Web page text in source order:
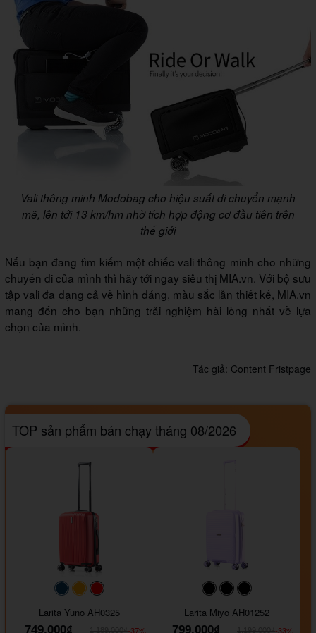
Vali thông minh Modobag cho hiệu suất di chuyển mạnh
mẽ, lên tới 13 km/hm nhờ tích hợp động cơ đầu tiên trên
thế giới
Nếu bạn đang tìm kiếm một chiếc vali thông minh cho những
chuyến đi của mình thì hãy tới ngay siêu thị MIA.vn. Với bộ sưu
tập vali đa dạng cả về hình dáng, màu sắc lẫn thiết kế, MIA.vn
mang đến cho bạn những trải nghiệm hài lòng nhất về lựa
chọn của mình.
Tác giả: Content Fristpage
TOP sản phẩm bán chạy tháng 08/2026
#093f69#ffa500
Larita Yuno AH0325
749.000₫
-37%
#000000#000000
Larita Miyo AH01252
799.000₫
-33%